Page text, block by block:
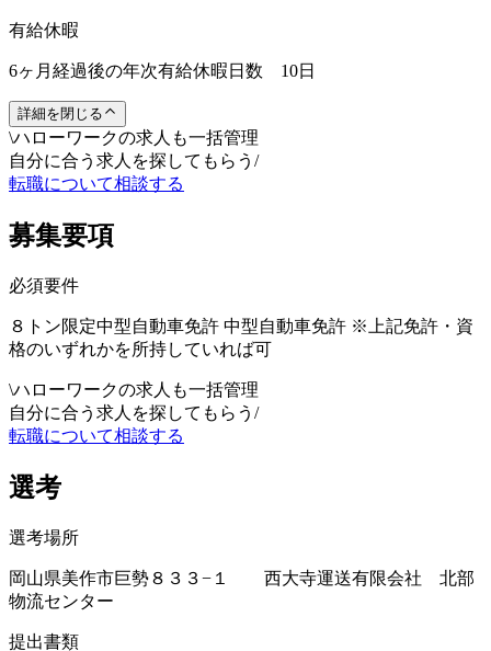
有給休暇
6ヶ月経過後の年次有給休暇日数 10日
詳細を閉じる
\ハローワークの求人も一括管理
自分に合う求人を探してもらう /
転職について相談する
募集要項
必須要件
８トン限定中型自動車免許 中型自動車免許 ※上記免許・資
格のいずれかを所持していれば可
\ハローワークの求人も一括管理
自分に合う求人を探してもらう /
転職について相談する
選考
選考場所
岡山県美作市巨勢８３３−１ 西大寺運送有限会社 北部
物流センター
提出書類